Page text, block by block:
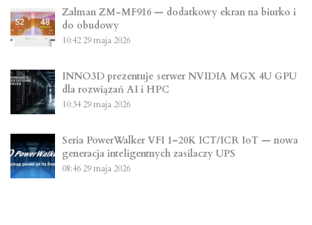
Zalman ZM-MF916 — dodatkowy ekran na biurko i
do obudowy
10:42 29 maja 2026
INNO3D prezentuje serwer NVIDIA MGX 4U GPU
dla rozwiązań AI i HPC
10:34 29 maja 2026
Seria PowerWalker VFI 1–20K ICT/ICR IoT — nowa
generacja inteligentnych zasilaczy UPS
08:46 29 maja 2026